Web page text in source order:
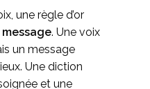
une règle d’or
. Une voix
un message
Une diction
et une